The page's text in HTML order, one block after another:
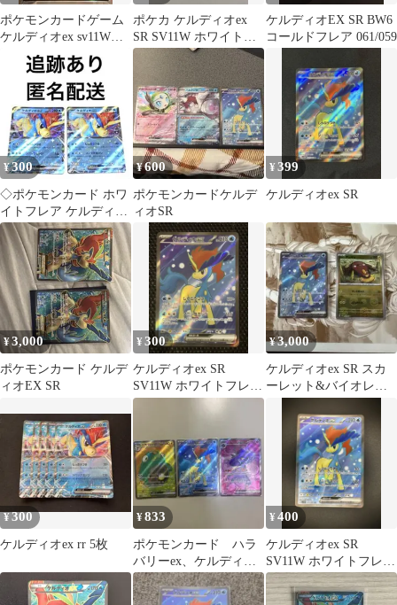
ポケモンカードゲーム
ケルディオex sv11W
161/086 SR 韓国語版
ポケカ ケルディオex
SR SV11W ホワイトフ
レア 161/086
ケルディオEX SR BW6
コールドフレア 061/059
¥300
◇ポケモンカード ホワ
イトフレア ケルディオ
ex rr 2枚
¥600
ポケモンカードケルデ
ィオSR
¥399
ケルディオex SR
¥3,000
ポケモンカード ケルデ
ィオEX SR
¥300
ケルディオex SR
SV11W ホワイトフレア
161/086
¥3,000
ケルディオex SR スカ
ーレット&バイオレッ
フレア …
¥300
ケルディオex rr 5枚
¥833
ポケモンカード ハラ
バリーex、ケルディオ
ex、ムウマージex 計3
枚
¥400
ケルディオex SR
SV11W ホワイトフレア
161/086